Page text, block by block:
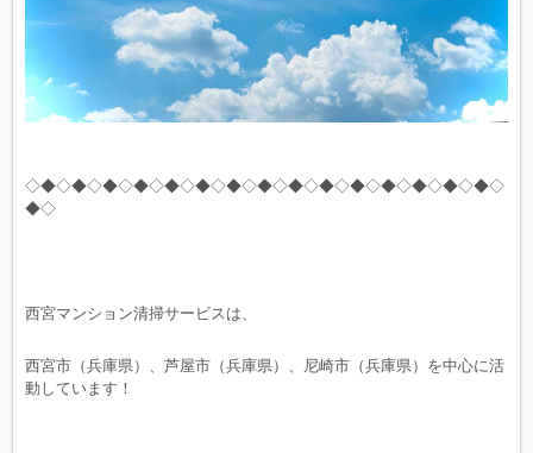
◇◆◇◆◇◆◇◆◇◆◇◆◇◆◇◆◇◆◇◆◇◆◇◆◇◆◇◆◇◆◇
◆◇
西宮マンション清掃サービスは、
西宮市（兵庫県）、芦屋市（兵庫県）、尼崎市（兵庫県）を中心に活
動しています！